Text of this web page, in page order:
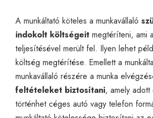
A munkáltató köteles a munkavállaló
indokolt költségeit megtéríteni, ami
teljesítésével merült fel. Ilyen lehet
költség megtérítése. Emellett a
munkavállaló részére a munka
feltételeket biztosítani, amely
történhet céges autó vagy telefon